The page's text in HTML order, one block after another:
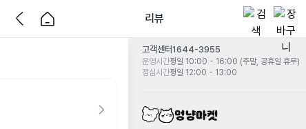
리뷰
고객센터1644-3955
운영시간평일 10:00 - 16:00 (주말, 공휴일 휴무)
점심시간평일 12:00 - 13:00